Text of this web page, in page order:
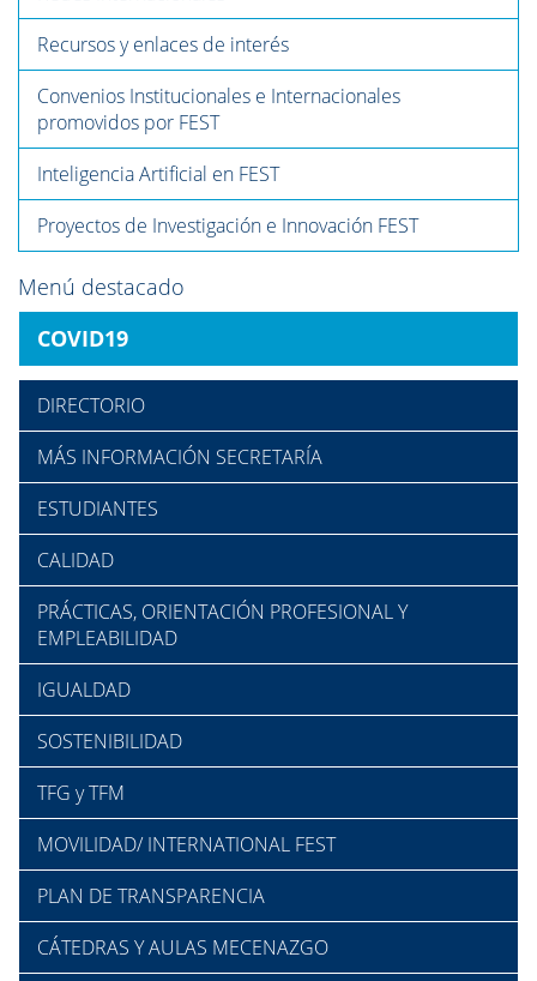
Recursos y enlaces de interés
Convenios Institucionales e Internacionales
promovidos por FEST
Inteligencia Artificial en FEST
Proyectos de Investigación e Innovación FEST
Menú destacado
COVID19
DIRECTORIO
MÁS INFORMACIÓN SECRETARÍA
ESTUDIANTES
CALIDAD
PRÁCTICAS, ORIENTACIÓN PROFESIONAL Y
EMPLEABILIDAD
IGUALDAD
SOSTENIBILIDAD
TFG y TFM
MOVILIDAD/ INTERNATIONAL FEST
PLAN DE TRANSPARENCIA
CÁTEDRAS Y AULAS MECENAZGO